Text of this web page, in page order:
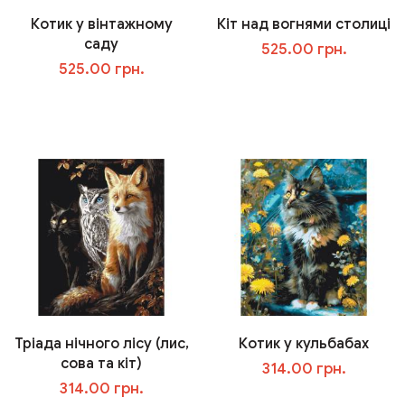
Котик у вінтажному
саду
525.00 грн.
Кіт над вогнями столиці
525.00 грн.
Тріада нічного лісу (лис,
сова та кіт)
314.00 грн.
Котик у кульбабах
314.00 грн.